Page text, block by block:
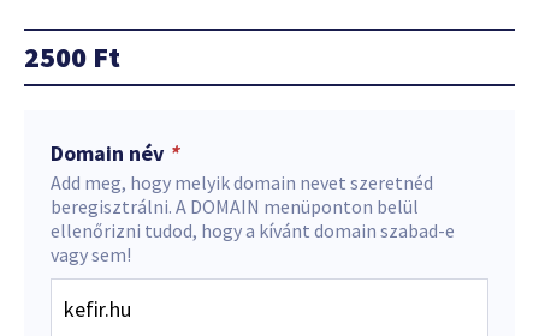
2500 Ft
Domain név *
Add meg, hogy melyik domain nevet szeretnéd
beregisztrálni. A DOMAIN menüponton belül
ellenőrizni tudod, hogy a kívánt domain szabad-e
vagy sem!